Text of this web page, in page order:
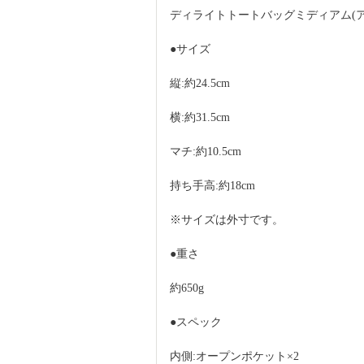
ディライトトートバッグミディアム(
●サイズ
縦:約24.5cm
横:約31.5cm
マチ:約10.5cm
持ち手高:約18cm
※サイズは外寸です。
●重さ
約650g
●スペック
内側:オープンポケット×2